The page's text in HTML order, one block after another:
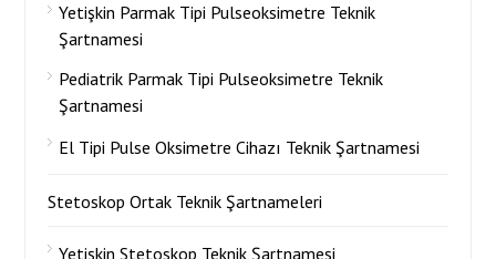
Yetişkin Parmak Tipi Pulseoksimetre Teknik
Şartnamesi
Pediatrik Parmak Tipi Pulseoksimetre Teknik
Şartnamesi
El Tipi Pulse Oksimetre Cihazı Teknik Şartnamesi
Stetoskop Ortak Teknik Şartnameleri
Yetişkin Stetoskop Teknik Şartnamesi